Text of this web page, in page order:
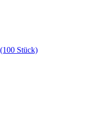
Stück)